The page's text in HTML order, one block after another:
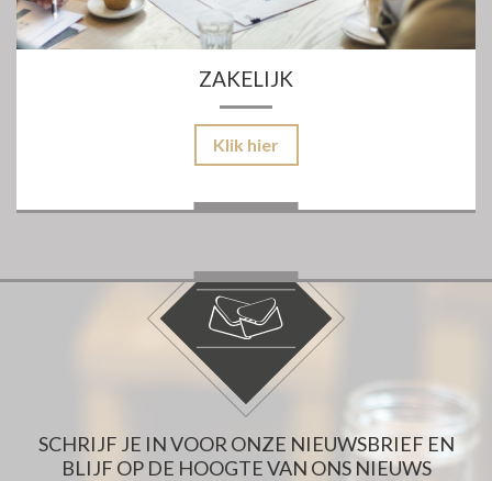
ZAKELIJK
Klik hier
SCHRIJF JE IN VOOR ONZE NIEUWSBRIEF EN
BLIJF OP DE HOOGTE VAN ONS NIEUWS